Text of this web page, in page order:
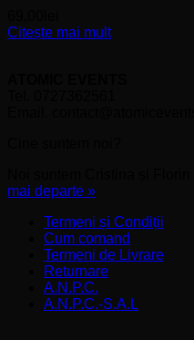
Citește mai mult
mai departe »
Termeni și Condiții
Cum comand
Termeni de Livrare
Returnare
A.N.P.C.
A.N.P.C.-S.A.L